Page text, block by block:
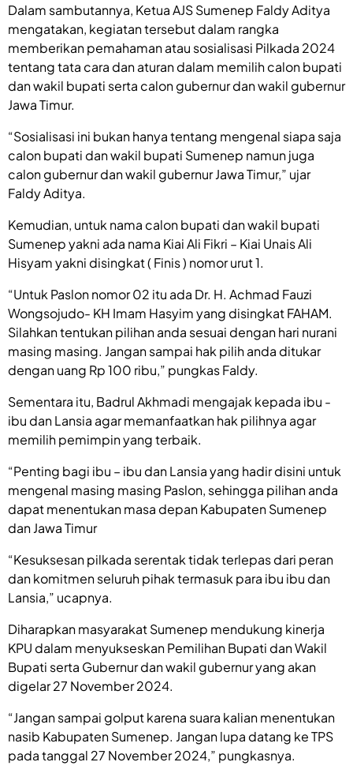
Dalam sambutannya, Ketua AJS Sumenep Faldy Aditya
mengatakan, kegiatan tersebut dalam rangka
memberikan pemahaman atau sosialisasi Pilkada 2024
tentang tata cara dan aturan dalam memilih calon bupati
dan wakil bupati serta calon gubernur dan wakil gubernur
Jawa Timur.
“Sosialisasi ini bukan hanya tentang mengenal siapa saja
calon bupati dan wakil bupati Sumenep namun juga
calon gubernur dan wakil gubernur Jawa Timur,” ujar
Faldy Aditya.
Kemudian, untuk nama calon bupati dan wakil bupati
Sumenep yakni ada nama Kiai Ali Fikri – Kiai Unais Ali
Hisyam yakni disingkat ( Finis ) nomor urut 1.
“Untuk Paslon nomor 02 itu ada Dr. H. Achmad Fauzi
Wongsojudo- KH Imam Hasyim yang disingkat FAHAM.
Silahkan tentukan pilihan anda sesuai dengan hari nurani
masing masing. Jangan sampai hak pilih anda ditukar
dengan uang Rp 100 ribu,” pungkas Faldy.
Sementara itu, Badrul Akhmadi mengajak kepada ibu -
ibu dan Lansia agar memanfaatkan hak pilihnya agar
memilih pemimpin yang terbaik.
“Penting bagi ibu – ibu dan Lansia yang hadir disini untuk
mengenal masing masing Paslon, sehingga pilihan anda
dapat menentukan masa depan Kabupaten Sumenep
dan Jawa Timur
“Kesuksesan pilkada serentak tidak terlepas dari peran
dan komitmen seluruh pihak termasuk para ibu ibu dan
Lansia,” ucapnya.
Diharapkan masyarakat Sumenep mendukung kinerja
KPU dalam menyukseskan Pemilihan Bupati dan Wakil
Bupati serta Gubernur dan wakil gubernur yang akan
digelar 27 November 2024.
“Jangan sampai golput karena suara kalian menentukan
nasib Kabupaten Sumenep. Jangan lupa datang ke TPS
pada tanggal 27 November 2024,” pungkasnya.